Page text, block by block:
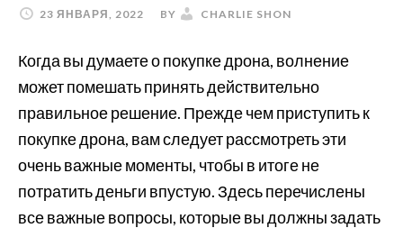
23 ЯНВАРЯ, 2022 BY CHARLIE SHON
Когда вы думаете о покупке дрона, волнение
может помешать принять действительно
правильное решение. Прежде чем приступить к
покупке дрона, вам следует рассмотреть эти
очень важные моменты, чтобы в итоге не
потратить деньги впустую. Здесь перечислены
все важные вопросы, которые вы должны задать